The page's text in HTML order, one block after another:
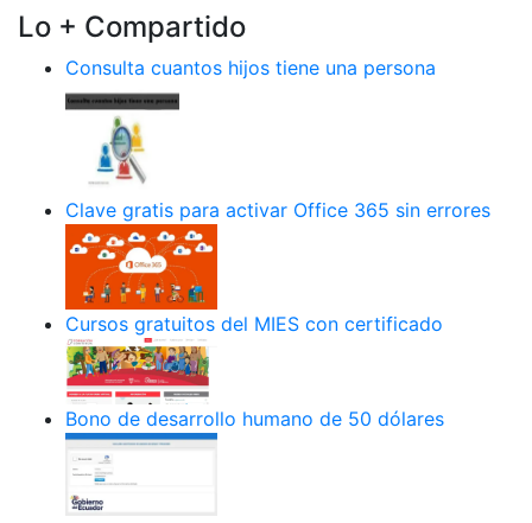
Lo + Compartido
Consulta cuantos hijos tiene una persona
Clave gratis para activar Office 365 sin errores
Cursos gratuitos del MIES con certificado
Bono de desarrollo humano de 50 dólares